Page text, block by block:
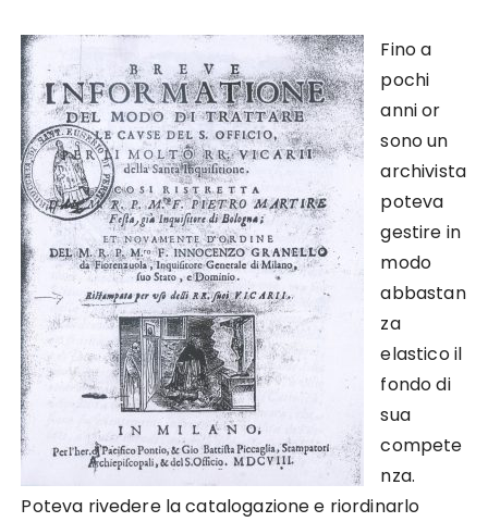
Fino a
pochi
anni or
sono un
archivista
poteva
gestire in
modo
abbastan
za
elastico il
fondo di
sua
compete
nza.
Poteva rivedere la catalogazione e riordinarlo